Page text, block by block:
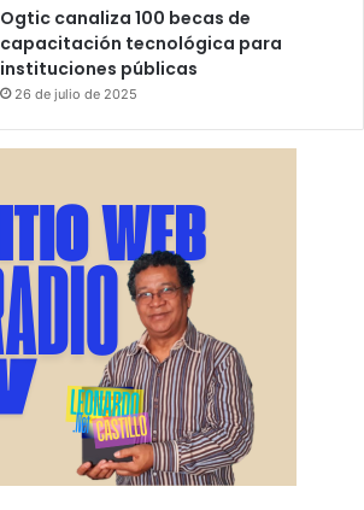
Ogtic canaliza 100 becas de
capacitación tecnológica para
instituciones públicas
26 de julio de 2025